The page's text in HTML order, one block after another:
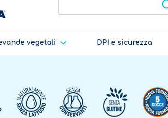
vegetali DPI e sicurezza